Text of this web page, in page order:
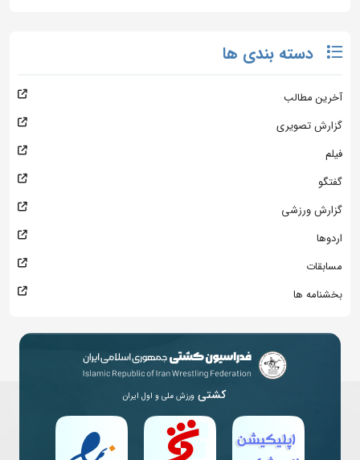
دسته بندی ها
آخرین مطالب
گزارش تصویری
فیلم
گفتگو
گزارش ورزشی
اردوها
مسابقات
بخشنامه ها
کشتی ورزش ملی و اول ایران